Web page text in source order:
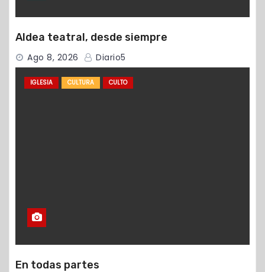
Aldea teatral, desde siempre
Ago 8, 2026 Diario5
IGLESIA CULTURA CULTO
En todas partes